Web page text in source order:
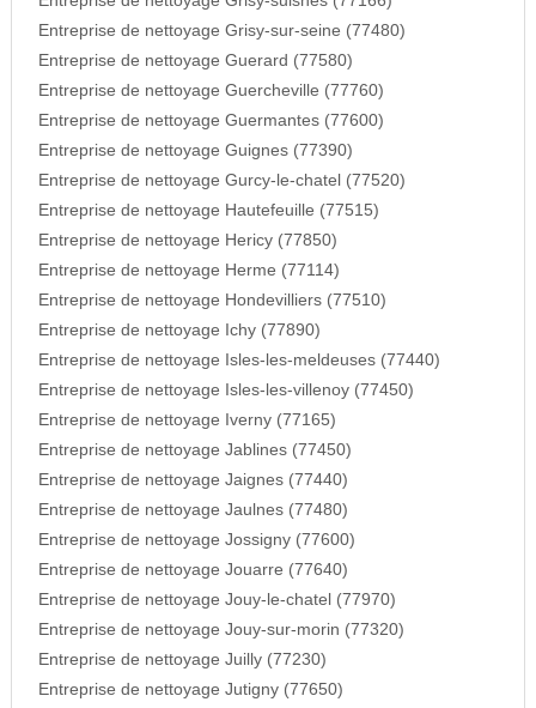
Entreprise de nettoyage Grisy-sur-seine (77480)
Entreprise de nettoyage Guerard (77580)
Entreprise de nettoyage Guercheville (77760)
Entreprise de nettoyage Guermantes (77600)
Entreprise de nettoyage Guignes (77390)
Entreprise de nettoyage Gurcy-le-chatel (77520)
Entreprise de nettoyage Hautefeuille (77515)
Entreprise de nettoyage Hericy (77850)
Entreprise de nettoyage Herme (77114)
Entreprise de nettoyage Hondevilliers (77510)
Entreprise de nettoyage Ichy (77890)
Entreprise de nettoyage Isles-les-meldeuses (77440)
Entreprise de nettoyage Isles-les-villenoy (77450)
Entreprise de nettoyage Iverny (77165)
Entreprise de nettoyage Jablines (77450)
Entreprise de nettoyage Jaignes (77440)
Entreprise de nettoyage Jaulnes (77480)
Entreprise de nettoyage Jossigny (77600)
Entreprise de nettoyage Jouarre (77640)
Entreprise de nettoyage Jouy-le-chatel (77970)
Entreprise de nettoyage Jouy-sur-morin (77320)
Entreprise de nettoyage Juilly (77230)
Entreprise de nettoyage Jutigny (77650)